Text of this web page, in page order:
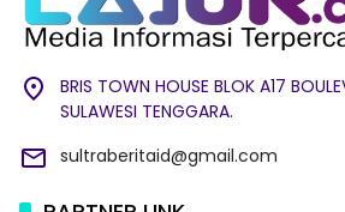
BRIS TOWN HOUSE BLOK A17
SULAWESI TENGGARA.
sultraberitaid@gmail.com